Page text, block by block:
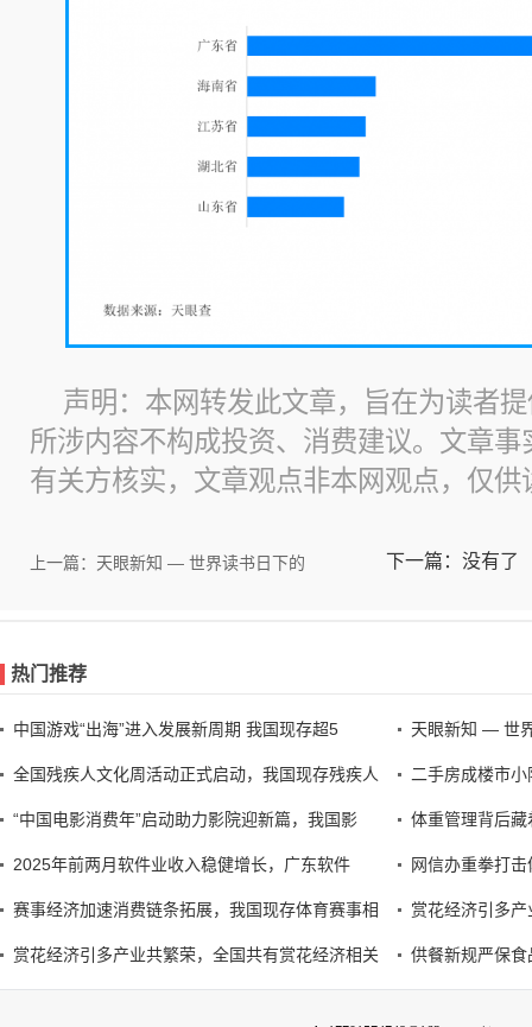
声明：本网转发此文章，旨在为读者
所涉内容不构成投资、消费建议。文章
有关方核实，文章观点非本网观点，仅供
上一篇：天眼新知 — 世界读书日下的 下一篇：没有了
热门推荐
中国游戏“出海”进入发展新周期 我国现存超5 天眼新知 — 世
全国残疾人文化周活动正式启动，我国现存残疾人 二手房成楼市
“中国电影消费年”启动助力影院迎新篇，我国影 体重管理背后
2025年前两月软件业收入稳健增长，广东软件 网信办重拳打
赛事经济加速消费链条拓展，我国现存体育赛事相 赏花经济引多
赏花经济引多产业共繁荣，全国共有赏花经济相关 供餐新规严保